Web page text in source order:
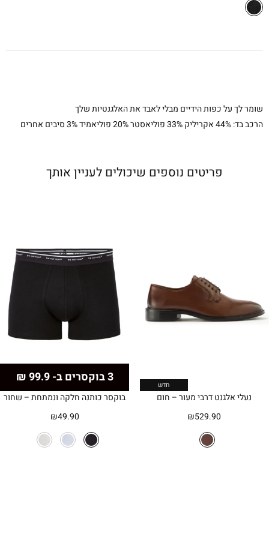
שומר לך על כפות הידיים מבלי לאבד את האלגנטיות שלך
הרכב בד: 44% אקריליק 33% פוליאסטר 20% פוליאמיד 3% סיבים אחרים
פריטים נוספים שיכולים לעניין אותך
חדש
נעלי אלגנט דרבי מעור – חום
₪529.90
3 בוקסרים ב- 99.9 ₪
בוקסר כותנה חלקה ונמתחת – שחור
₪49.90